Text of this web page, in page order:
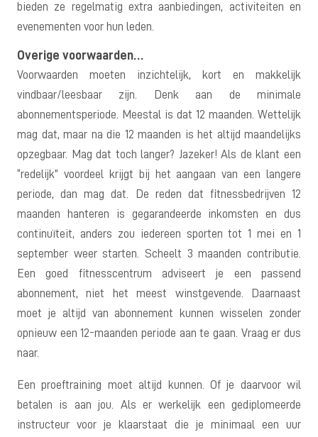
bieden ze regelmatig extra aanbiedingen, activiteiten en
evenementen voor hun leden.
Overige voorwaarden…
Voorwaarden moeten inzichtelijk, kort en makkelijk
vindbaar/leesbaar zijn. Denk aan de minimale
abonnementsperiode. Meestal is dat 12 maanden. Wettelijk
mag dat, maar na die 12 maanden is het altijd maandelijks
opzegbaar. Mag dat toch langer? Jazeker! Als de klant een
“redelijk” voordeel krijgt bij het aangaan van een langere
periode, dan mag dat. De reden dat fitnessbedrijven 12
maanden hanteren is gegarandeerde inkomsten en dus
continuïteit, anders zou iedereen sporten tot 1 mei en 1
september weer starten. Scheelt 3 maanden contributie.
Een goed fitnesscentrum adviseert je een passend
abonnement, niet het meest winstgevende. Daarnaast
moet je altijd van abonnement kunnen wisselen zonder
opnieuw een 12-maanden periode aan te gaan. Vraag er dus
naar.
Een proeftraining moet altijd kunnen. Of je daarvoor wil
betalen is aan jou. Als er werkelijk een gediplomeerde
instructeur voor je klaarstaat die je minimaal een uur